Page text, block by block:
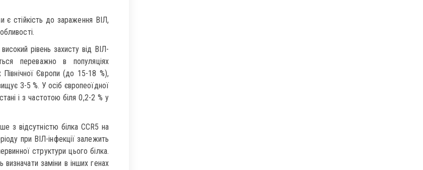
стійкість до зараження ВІЛ,
рівень захисту від ВІЛ-
переважно в популяціях
Європи (до 15-18 %),
3-5 %. У осіб європеоїдної
і з частотою біля 0,2-2 % у
з відсутністю білка CCR5 на
при ВІЛ-інфекції залежить
структури цього білка.
заміни в інших генах